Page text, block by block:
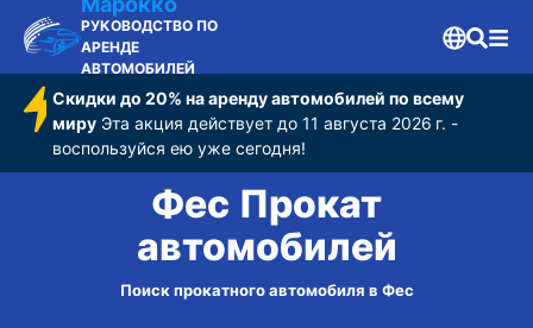
РУКОВОДСТВО ПО
АРЕНДЕ
АВТОМОБИЛЕЙ
Скидки до 20% на аренду автомобилей по всему
мируЭта акция действует до 11 августа 2026 г. -
воспользуйся ею уже сегодня!
Фес Прокат
автомобилей
Поиск прокатного автомобиля в Фес